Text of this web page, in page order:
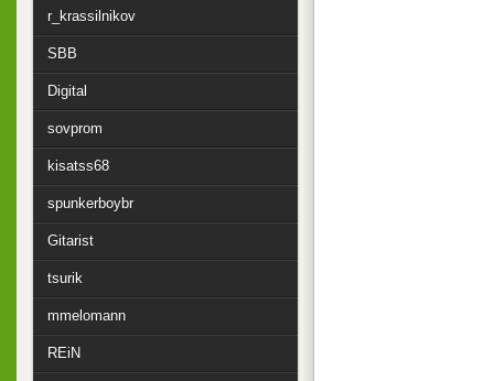
r_krassilnikov
SBB
Digital
sovprom
kisatss68
spunkerboybr
Gitarist
tsurik
mmelomann
REiN